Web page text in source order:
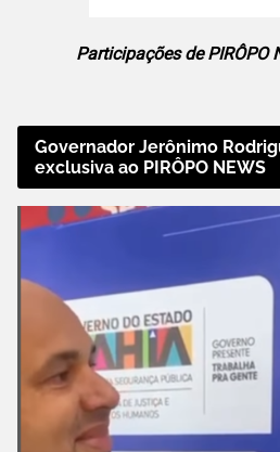
Participações de PIRÔPO
Governador Jerônimo
exclusiva ao PIRÔPO NEWS